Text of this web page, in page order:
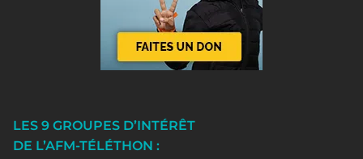
LES 9 GROUPES D’INTÉRÊT
DE L’AFM-TÉLÉTHON :